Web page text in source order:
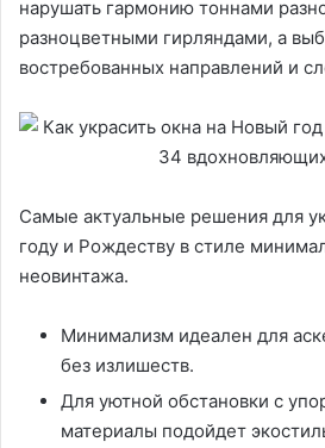
нарушать гармонию тоннами
разноцветными гирляндами, а
востребованных направлений и
Самые актуальные решения для
году и Рождеству в стиле
неовинтажа.
Минимализм идеален для
без излишеств.
Для уютной обстановки с
материалы подойдет